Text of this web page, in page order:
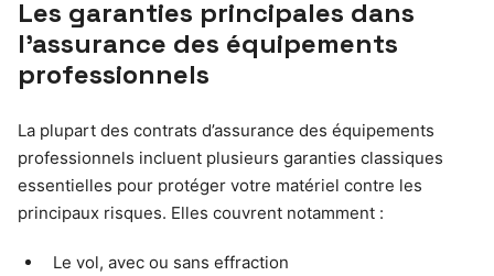
Les garanties principales dans
l’assurance des équipements
professionnels
La plupart des contrats d’assurance des équipements
professionnels incluent plusieurs garanties classiques
essentielles pour protéger votre matériel contre les
principaux risques. Elles couvrent notamment :
Le vol, avec ou sans effraction